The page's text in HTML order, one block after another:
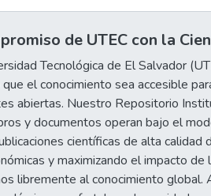
de UTEC con la
Tecnológica de El Salvador
el conocimiento sea accesible
abiertas. Nuestro Repositorio
y documentos operan bajo el
científicas de alta
y maximizando el impacto
libremente al conocimiento global.